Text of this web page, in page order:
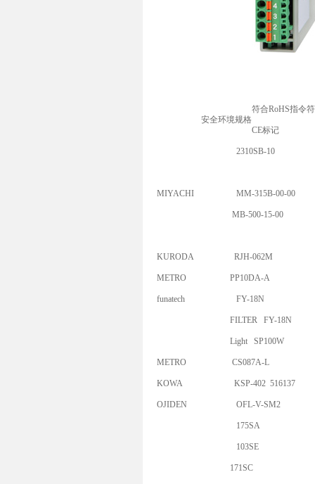
安全环境规格
符合RoHS指令
CE标记
2310SB-10
MIYACHI MM-315B-00-00
MB-500-15-00
KURODA RJH-062M
METRO PP10DA-A
funatech FY-18N
FILTER FY-18N
Light SP100W
METRO CS087A-L
KOWA KSP-402 516137
OJIDEN OFL-V-SM2
175SA
103SE
171SC